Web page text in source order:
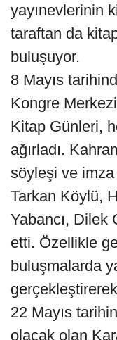
yayınevlerinin
taraftan da
buluşuyor.
8 Mayıs
Kongre
Kitap Günleri,
ağırladı.
söyleşi ve imza
Tarkan Köylü,
Yabancı, Dilek
etti. Özellikle
buluşmalarda
22 Mayıs
olacak olan